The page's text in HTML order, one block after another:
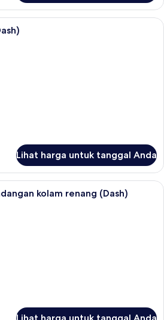
Kamar Twin Superior (Dash) |
Lihat harga untuk tanggal Anda
Minibar, brankas, meja kerja, dan
kolam renang (Dash)
Lihat harga untuk tanggal Anda